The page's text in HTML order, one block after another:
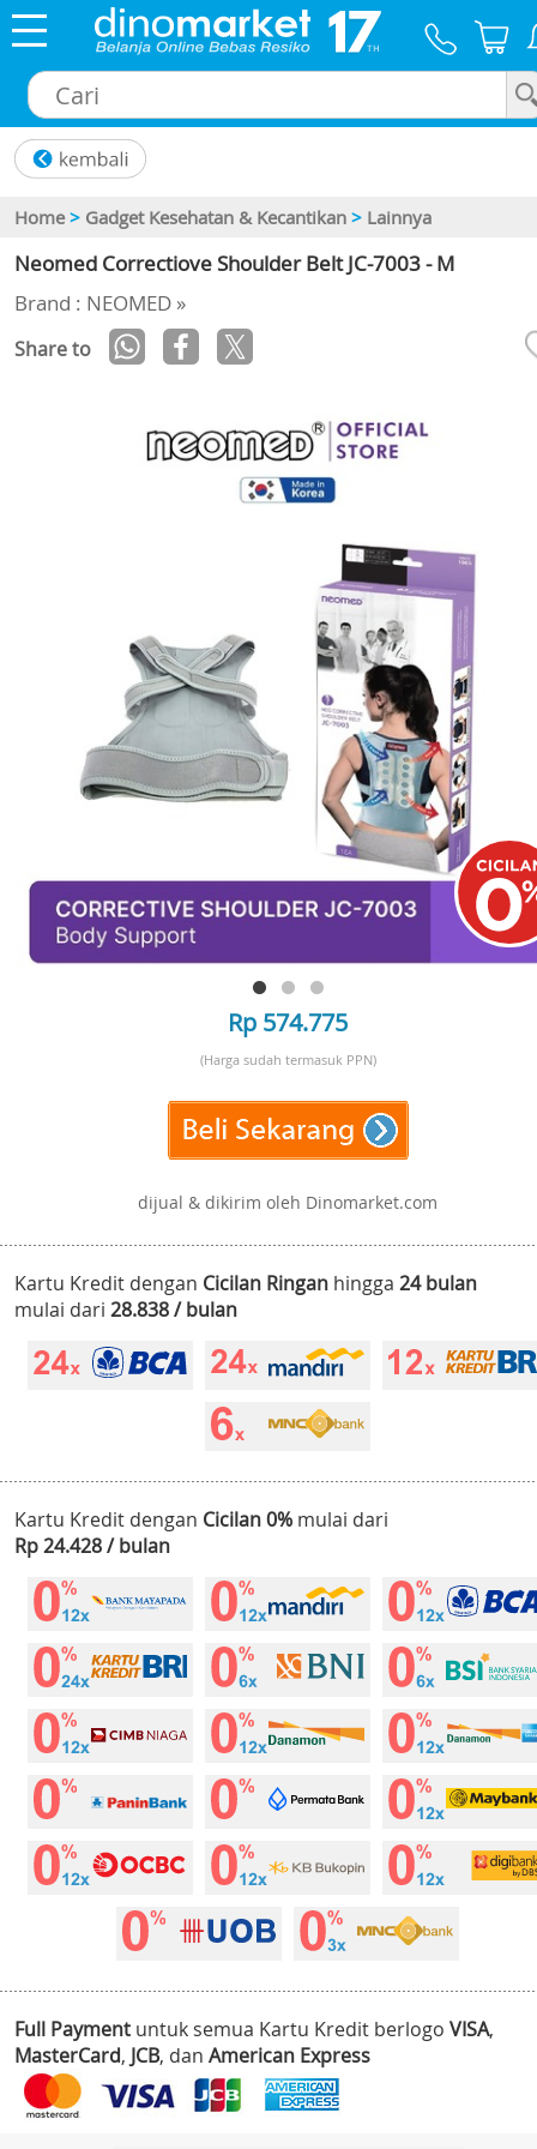
Home > Gadget Kesehatan & Kecantikan > Lainnya
Neomed Correctiove Shoulder Belt JC-7003 - M
Brand : NEOMED »
Share to
Rp 574.775
(Harga sudah termasuk PPN)
dijual & dikirim oleh Dinomarket.com
Kartu Kredit dengan Cicilan Ringan hingga 24 bulan
mulai dari 28.838 / bulan
Kartu Kredit dengan Cicilan 0% mulai dari
Rp 24.428 / bulan
Full Payment untuk semua Kartu Kredit berlogo VISA,
MasterCard, JCB, dan American Express